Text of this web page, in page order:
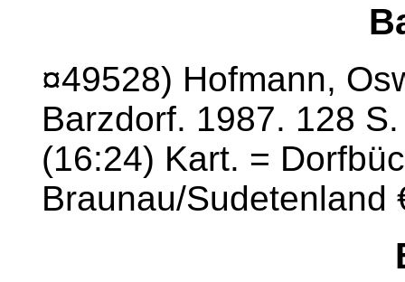
¤49528) Hofmann,
Barzdorf. 1987. 128
(16:24) Kart. =
Braunau/Sudetenland